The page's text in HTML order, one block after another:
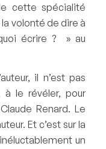
cette spécialité
volonté de dire à
écrire ? » au
il n’est pas
le révéler, pour
Renard. Le
Et c’est sur la
un